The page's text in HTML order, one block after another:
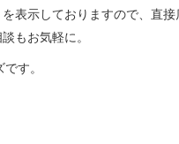
表示しておりますので、直
もお気軽に。
す。